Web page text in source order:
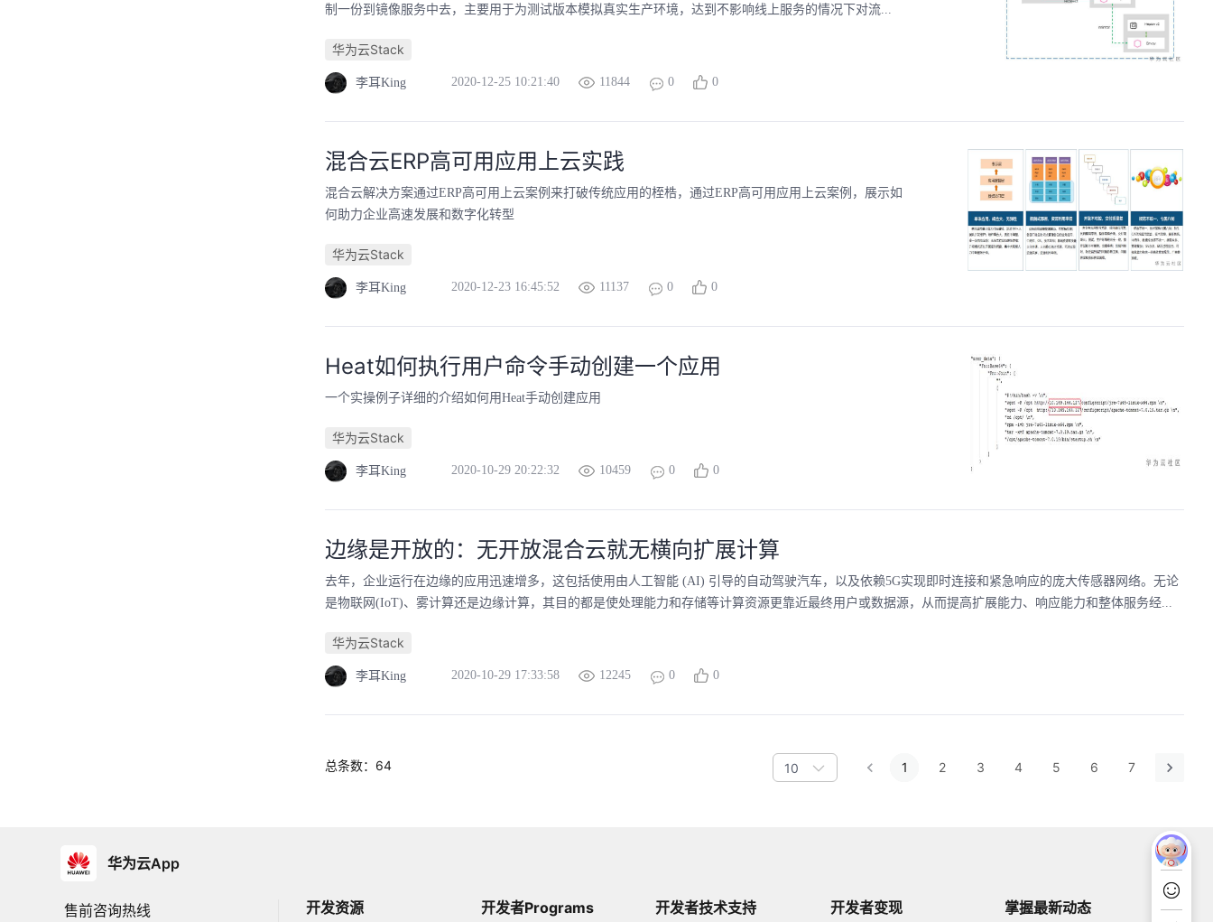
制一份到镜像服务中去，主要用于为测试版本模拟真实生产环境，达到不影响线上服务的情况下对流...
华为云Stack
李耳King 2020-12-25 10:21:40 11844 0 0
混合云ERP高可用应用上云实践
混合云解决方案通过ERP高可用上云案例来打破传统应用的桎梏，通过ERP高可用应用上云案例，展示如
何助力企业高速发展和数字化转型
华为云Stack
李耳King 2020-12-23 16:45:52 11137 0 0
Heat如何执行用户命令手动创建一个应用
一个实操例子详细的介绍如何用Heat手动创建应用
华为云Stack
李耳King 2020-10-29 20:22:32 10459 0 0
边缘是开放的：无开放混合云就无横向扩展计算
去年，企业运行在边缘的应用迅速增多，这包括使用由人工智能 (AI) 引导的自动驾驶汽车，以及依赖5G实现即时连接和紧急响应的庞大传感器网络。无论
是物联网(IoT)、雾计算还是边缘计算，其目的都是使处理能力和存储等计算资源更靠近最终用户或数据源，从而提高扩展能力、响应能力和整体服务经...
华为云Stack
李耳King 2020-10-29 17:33:58 12245 0 0
总条数：64 10 1 2 3 4 5 6 7
华为云App
售前咨询热线 开发资源 开发者Programs 开发者技术支持 开发者变现 掌握最新动态